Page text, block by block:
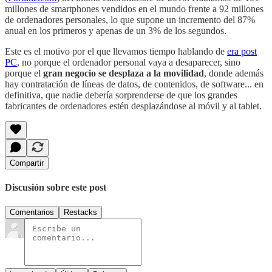
millones de smartphones vendidos en el mundo frente a 92 millones
de ordenadores personales, lo que supone un incremento del 87%
anual en los primeros y apenas de un 3% de los segundos.
Este es el motivo por el que llevamos tiempo hablando de era post
PC, no porque el ordenador personal vaya a desaparecer, sino
porque el gran negocio se desplaza a la movilidad, donde además
hay contratación de líneas de datos, de contenidos, de software... en
definitiva, que nadie debería sorprenderse de que los grandes
fabricantes de ordenadores estén desplazándose al móvil y al tablet.
Compartir
Discusión sobre este post
Comentarios Restacks